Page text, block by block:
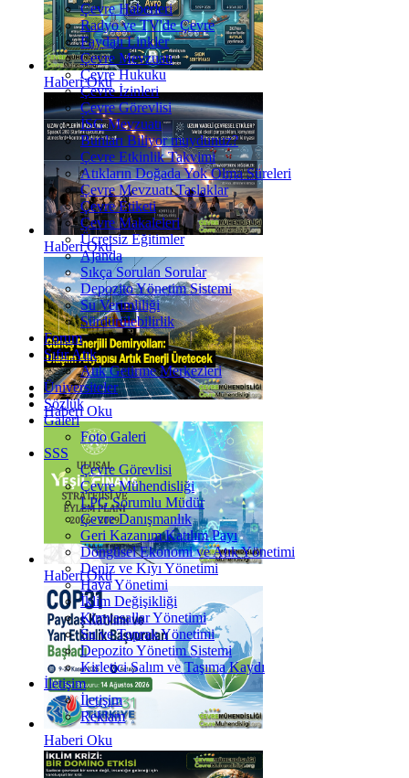
Haberi Oku
Haberi Oku
Haberi Oku
Haberi Oku
Haberi Oku
Çevre Haberleri
Radyo ve TV'de Çevre
Faydalı Linkler
Çevre Mevzuatı
Çevre Hukuku
Çevre İzinleri
Çevre Görevlisi
İSG Mevzuatı
Bunları Biliyor muydunuz?
Çevre Etkinlik Takvimi
Atıkların Doğada Yok Olma Süreleri
Çevre Mevzuatı Taslaklar
Çevre Etiketi
Çevre Makaleleri
Ücretsiz Eğitimler
Ajanda
Sıkça Sorulan Sorular
Depozito Yönetim Sistemi
Su Verimliliği
Sürdürülebilirlik
Forum
Sıfır Atık
Atık Getirme Merkezleri
Üniversiteler
Sözlük
Galeri
Foto Galeri
SSS
Çevre Görevlisi
Çevre Mühendisliği
LPG Sorumlu Müdür
Çevre Danışmanlık
Geri Kazanım Katılım Payı
Döngüsel Ekonomi ve Atık Yönetimi
Deniz ve Kıyı Yönetimi
Hava Yönetimi
İklim Değişikliği
Kimyasallar Yönetimi
Su ve Toprak Yönetimi
Depozito Yönetim Sistemi
Kirletici Salım ve Taşıma Kaydı
İletişim
İletişim
Reklam